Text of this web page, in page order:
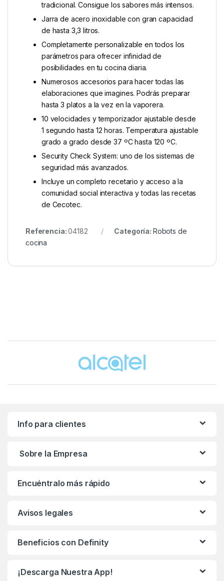
tradicional. Consigue los sabores más intensos.
Jarra de acero inoxidable con gran capacidad
de hasta 3,3 litros.
Completamente personalizable en todos los
parámetros para ofrecer infinidad de
posibilidades en tu cocina diaria.
Numerosos accesorios para hacer todas las
elaboraciones que imagines. Podrás preparar
hasta 3 platos a la vez en la vaporera.
10 velocidades y temporizador ajustable desde
1 segundo hasta 12 horas. Temperatura ajustable
grado a grado desde 37 ºC hasta 120 ºC.
Security Check System: uno de los sistemas de
seguridad más avanzados.
Incluye un completo recetario y acceso a la
comunidad social interactiva y todas las recetas
de Cecotec.
Referencia:04182 Categoría: Robots de
cocina
Brands Carousel
Info para clientes
Sobre la Empresa
Encuéntralo más rápido
Avisos legales
Beneficios con Definity
¡Descarga Nuestra App!